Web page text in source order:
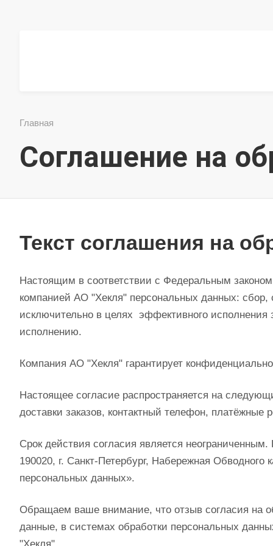
Главная
Соглашение на
Текст соглашения на
Настоящим в соответствии с Федеральным
компанией АО "Хекля" персональных данных: сбор,
исключительно в целях эффективного исполнения
исполнению.
Компания АО "Хекля" гарантирует
Настоящее согласие распространяется на
доставки заказов, контактный телефон, платёжные
Срок действия согласия является
190020, г. Санкт-Петербург, Набережная
персональных данных».
Обращаем ваше внимание, что отзыв согласия на
данные, в системах обработки персональных